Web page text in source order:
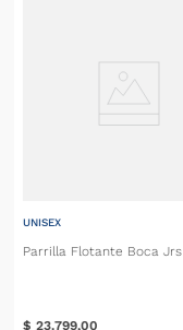
UNISEX
Parrilla Flotante Boca Jrs
$ 23.799,00